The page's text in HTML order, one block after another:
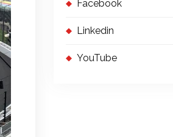
Facebook
Linkedin
YouTube